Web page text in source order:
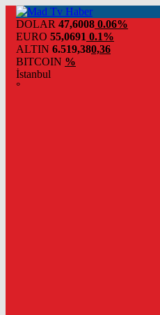
DOLAR 47,6008 0.06%
EURO 55,0691 0.1%
ALTIN 6.519,380,36
BITCOIN %
İstanbul
°